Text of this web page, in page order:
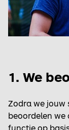
1. We
Zodra we jouw
beoordelen
functie op